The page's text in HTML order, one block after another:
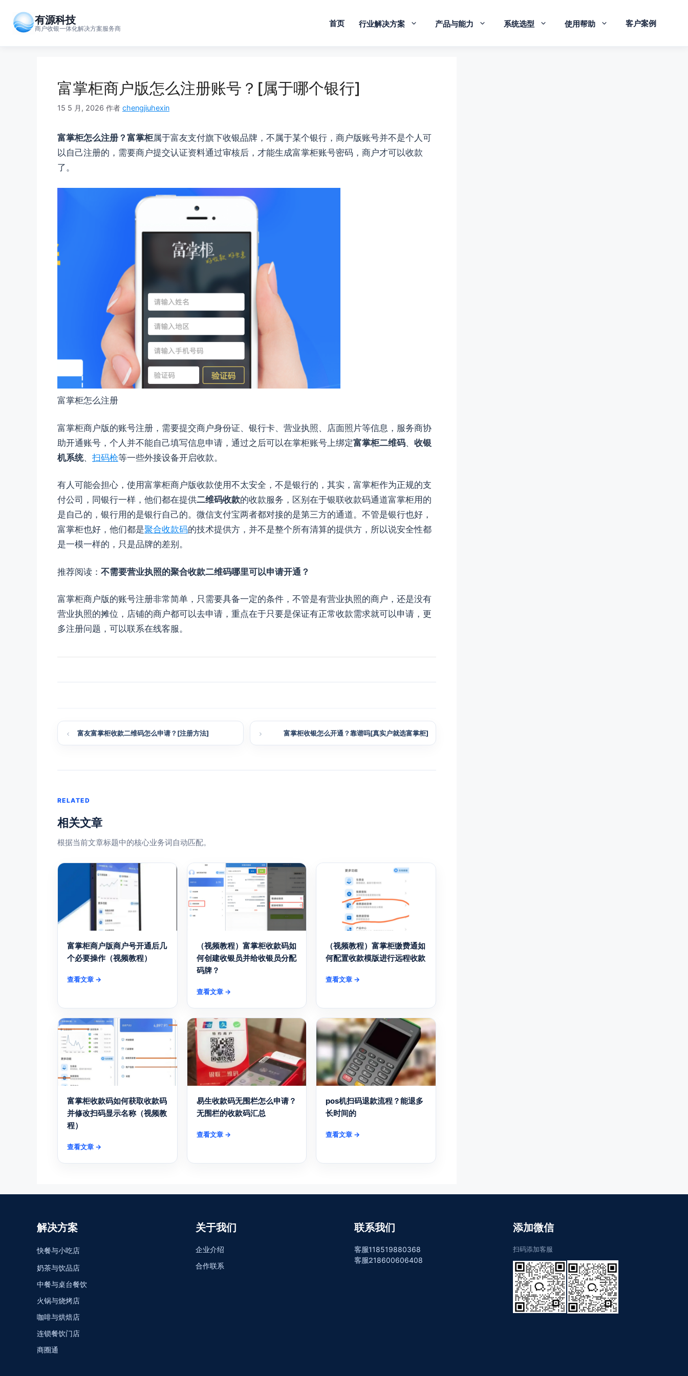
有源科技
商户收银一体化解决方案服务商
首页 行业解决方案 产品与能力 系统选型 使用帮助 客户案例
富掌柜商户版怎么注册账号？[属于哪个银行]
15 5 月, 2026 作者 chengjiuhexin
富掌柜怎么注册？富掌柜属于富友支付旗下收银品牌，不属于某个银行，商户版账号并不是个人可
以自己注册的，需要商户提交认证资料通过审核后，才能生成富掌柜账号密码，商户才可以收款
了。
富掌柜怎么注册
富掌柜商户版的账号注册，需要提交商户身份证、银行卡、营业执照、店面照片等信息，服务商协
助开通账号，个人并不能自己填写信息申请，通过之后可以在掌柜账号上绑定富掌柜二维码、 收银
机系统、 扫码枪等一些外接设备开启收款。
有人可能会担心，使用富掌柜商户版收款使用不太安全，不是银行的，其实，富掌柜作为正规的支
付公司，同银行一样，他们都在提供二维码收款的收款服务，区别在于银联收款码通道富掌柜用的
是自己的，银行用的是银行自己的。微信支付宝两者都对接的是第三方的通道。不管是银行也好，
富掌柜也好，他们都是聚合收款码的技术提供方，并不是整个所有清算的提供方，所以说安全性都
是一模一样的，只是品牌的差别。
推荐阅读： 不需要营业执照的聚合收款二维码哪里可以申请开通？
富掌柜商户版的账号注册非常简单，只需要具备一定的条件，不管是有营业执照的商户，还是没有
营业执照的摊位，店铺的商户都可以去申请，重点在于只要是保证有正常收款需求就可以申请，更
多注册问题，可以联系在线客服。
富友富掌柜收款二维码怎么申请？[注册方法] 富掌柜收银怎么开通？靠谱吗[真实户就选富掌柜]
RELATED
相关文章
根据当前文章标题中的核心业务词自动匹配。
富掌柜商户版商户号开通后几
个必要操作（视频教程）
查看文章 →
（视频教程）富掌柜收款码如
何创建收银员并给收银员分配
码牌？
查看文章 →
（视频教程）富掌柜缴费通如
何配置收款模版进行远程收款
查看文章 →
富掌柜收款码如何获取收款码
并修改扫码显示名称（视频教
程）
查看文章 →
易生收款码无围栏怎么申请？
无围栏的收款码汇总
查看文章 →
pos机扫码退款流程？能退多
长时间的
查看文章 →
解决方案
快餐与小吃店
奶茶与饮品店
中餐与桌台餐饮
火锅与烧烤店
咖啡与烘焙店
连锁餐饮门店
商圈通
关于我们
企业介绍
合作联系
联系我们
客服118519880368
客服218600606408
添加微信
扫码添加客服